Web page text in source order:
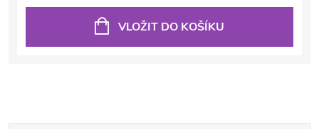
VLOŽIT DO KOŠÍKU